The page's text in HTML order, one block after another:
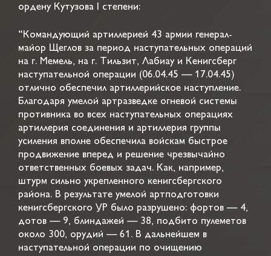
ордену Кутузова I степени:
“Командующий артиллерией 43 армии генерал-
майор Щеглов за период наступательных операций
на г. Мемель, на г. Тильзит, Лабиау и Кенигсберг
наступательной операции (06.04.45 — 17.04.45)
отлично обеспечил артиллерийское наступление.
Благодаря умелой артразведке огневой системы
противника во всех наступательных операциях
артиллерия соединения и артиллерия группы
усиления вполне обеспечила войскам быстрое
продвижение вперед и решение чрезвычайно
ответственных боевых задач. Как, например,
штурм сильно укрепленного кенигсбергского
района. В результате умелой артподготовки
кенигсбергского УР было разрушено: фортов — 4,
дотов — 9, блиндажей — 38, подбито пулеметов
около 300, орудий — 61. В дальнейшем в
наступательной операции по очищению